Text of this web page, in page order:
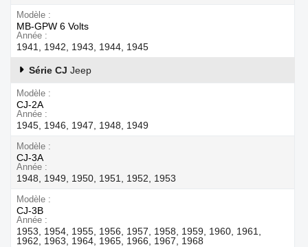
Modèle
MB-GPW 6 Volts
Année
1941, 1942, 1943, 1944, 1945
Série CJ Jeep
Modèle
CJ-2A
Année
1945, 1946, 1947, 1948, 1949
Modèle
CJ-3A
Année
1948, 1949, 1950, 1951, 1952, 1953
Modèle
CJ-3B
Année
1953, 1954, 1955, 1956, 1957, 1958, 1959, 1960, 1961,
1962, 1963, 1964, 1965, 1966, 1967, 1968